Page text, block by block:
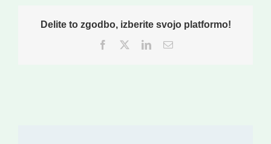
Delite to zgodbo, izberite svojo platformo!
Facebook
TwitterLinkedInEmail